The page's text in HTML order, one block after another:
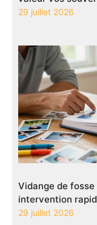
29 juillet 2026
Vidange de
intervention
29 juillet 2026